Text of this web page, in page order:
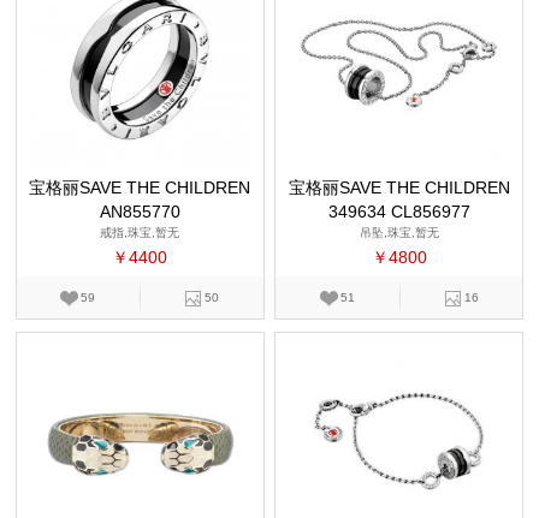
宝格丽SAVE THE CHILDREN
AN855770
戒指,珠宝,暂无
￥4400
59 50
宝格丽SAVE THE CHILDREN
349634 CL856977
吊坠,珠宝,暂无
￥4800
51 16